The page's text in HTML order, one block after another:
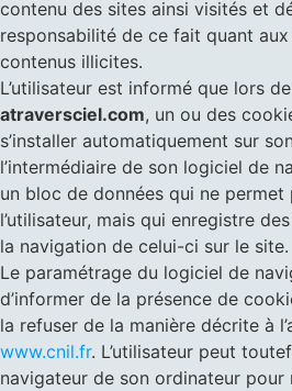
contenu des sites ainsi visités et
responsabilité de ce fait quant
contenus illicites.
L’utilisateur est informé que lors
atraversciel.com, un ou des
s’installer automatiquement sur
l’intermédiaire de son logiciel de
un bloc de données qui ne permet
l’utilisateur, mais qui enregistre
la navigation de celui-ci sur le site.
Le paramétrage du logiciel de
d’informer de la présence de
la refuser de la manière décrite à
www.cnil.fr. L’utilisateur peut
navigateur de son ordinateur pour